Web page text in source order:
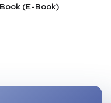
(E-Book)